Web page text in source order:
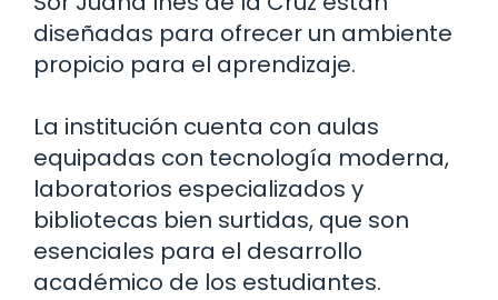
diseñadas para ofrecer un ambiente
propicio para el aprendizaje.
La institución cuenta con aulas
equipadas con tecnología moderna,
laboratorios especializados y
bibliotecas bien surtidas, que son
esenciales para el desarrollo
académico de los estudiantes.